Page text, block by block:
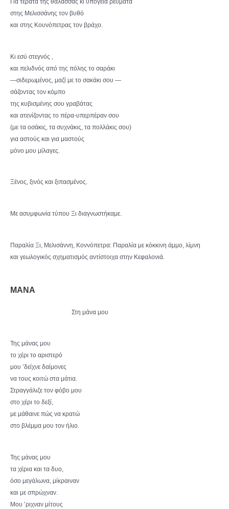
στης Μελισσάνης τον βυθό
και στης Κουνόπετρας τον βράχο.
Κι εσύ στεγνός ,
και πελιδνός από της πόλης το σαράκι
—σιδερωμένος, μαζί με το σακάκι σου —
σάζοντας τον κόμπο
της κυβισμένης σου γραβάτας
και ατενίζοντας το πέρα-υπερπέραν σου
(με τα οσάκις, τα συχνάκις, τα πολλάκις σου)
για αστούς και για μαστούς
μόνο μου μίλαγες.
Ξένος, ξινός και ξιπασμένος.
Με ασυμφωνία τύπου Ξι διαγνωστήκαμε.
Παραλία Ξι, Μελισάννη, Κοννόπετρα: Παραλία με κόκκινη άμμο, λίμνη
και γεωλογικός σχηματισμός αντίστοιχα στην Κεφαλονιά.
ΜΑΝΑ
Στη μάνα μου
Της μάνας μου
το χέρι το αριστερό
μου ’δείχνε δαίμονες
να τους κοιτώ στα μάτια.
Στραγγάλιζε τον φόβο μου
στο χέρι το δεξί,
με μάθαινε πώς να κρατώ
στο βλέμμα μου τον ήλιο.
Της μάνας μου
τα χέρια και τα δυο,
όσο μεγάλωνα, μίκραιναν
και με σπρώχναν.
Μου ’ριχναν μίτους